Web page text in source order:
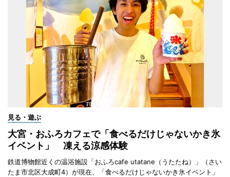
見る・遊ぶ
大宮・おふろカフェで「食べるだけじゃないかき氷
イベント」 凍える涼感体験
鉄道博物館近くの温浴施設「おふろcafe utatane（うたたね）」（さい
たま市北区大成町4）が現在、「食べるだけじゃないかき氷イベント」